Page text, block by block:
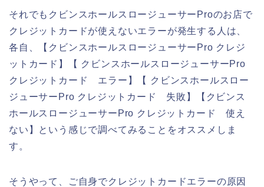
それでもクビンスホールスロージューサーProのお店で
クレジットカードが使えないエラーが発生する人は、
各自、【クビンスホールスロージューサーPro クレジ
ットカード】【 クビンスホールスロージューサーPro
クレジットカード エラー】【 クビンスホールスロー
ジューサーPro クレジットカード 失敗】【クビンス
ホールスロージューサーPro クレジットカード 使え
ない】という感じで調べてみることをオススメしま
す。
そうやって、ご自身でクレジットカードエラーの原因